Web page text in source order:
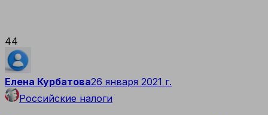
44
Елена Курбатова26 января 2021 г.
Российские налоги